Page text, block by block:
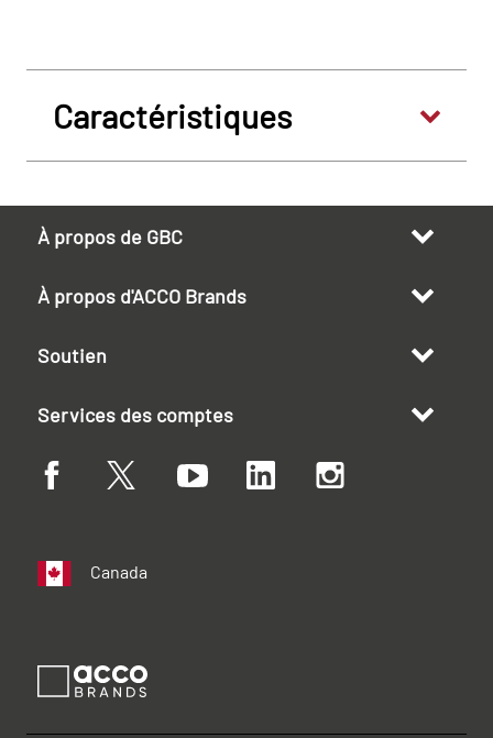
Caractéristiques
À propos de GBC
À propos d'ACCO Brands
Soutien
Services des comptes
Canada